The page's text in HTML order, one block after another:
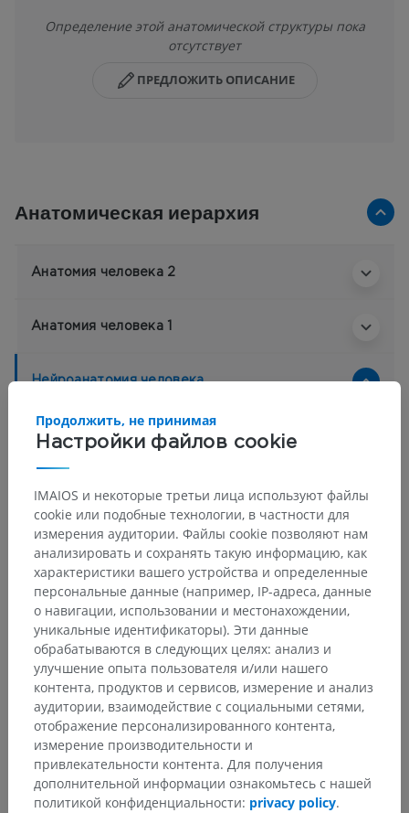
Определение этой анатомической структуры пока
отсутствует
ПРЕДЛОЖИТЬ ОПИСАНИЕ
Анатомическая иерархия
Анатомия человека 2
Анатомия человека 1
Нейроанатомия человека
Pars peripherica> Общие термины
Смешанный нерв> Мышечная ветвь
Основные структуры:
относящихся к этой части тела
Сравнительная анатомия
животных
Переводы
Заметили ошибку?
Не стесняйтесь предложить поправку, свою версию
Настройки файлов cookie
Продолжить, не принимая
IMAIOS и некоторые третьи лица используют файлы
cookie или подобные технологии, в частности для
измерения аудитории. Файлы cookie позволяют нам
анализировать и сохранять такую информацию, как
характеристики вашего устройства и определенные
персональные данные (например, IP-адреса, данные
о навигации, использовании и местонахождении,
уникальные идентификаторы). Эти данные
обрабатываются в следующих целях: анализ и
улучшение опыта пользователя и/или нашего
контента, продуктов и сервисов, измерение и анализ
аудитории, взаимодействие с социальными сетями,
отображение персонализированного контента,
измерение производительности и
привлекательности контента. Для получения
дополнительной информации ознакомьтесь с нашей
политикой конфиденциальности: privacy policy.